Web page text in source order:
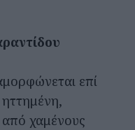
επί
από χαμένους